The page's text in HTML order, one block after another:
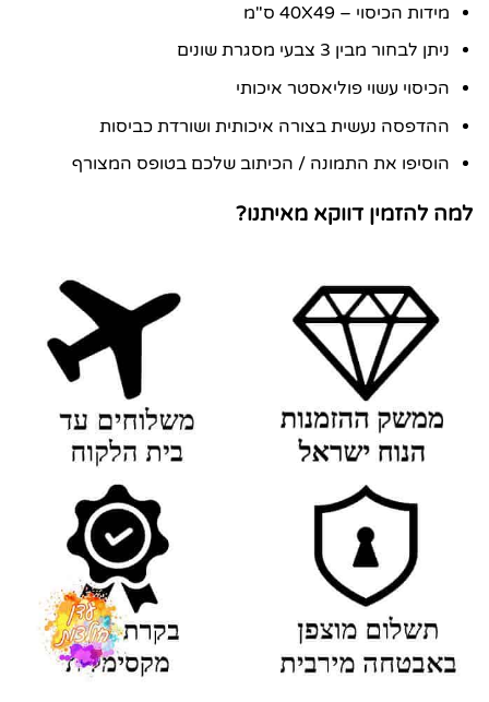
מידות הכיסוי – 40X49 ס"מ
ניתן לבחור מבין 3 צבעי מסגרת שונים
הכיסוי עשוי פוליאסטר איכותי
ההדפסה נעשית בצורה איכותית ושורדת כביסות
הוסיפו את התמונה / הכיתוב שלכם בטופס המצורף
למה להזמין דווקא מאיתנו?